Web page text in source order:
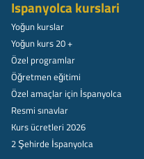
Ispanyolca kurslari
Yoğun kurslar
Yoğun kurs 20 +
Özel programlar
Öğretmen eğitimi
Özel amaçlar için İspanyolca
Resmi sınavlar
Kurs ücretleri 2026
2 Şehirde İspanyolca